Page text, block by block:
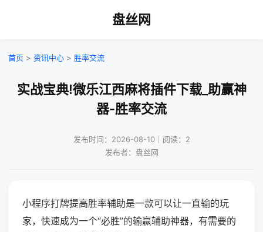
盘丝网
首页 > 资讯中心 > 胜率交流
实战宝典!微乐江西麻将插件下载_助赢神
器-胜率交流
发布时间：2026-08-10｜阅读：2
发布者：盘丝网
小程序打牌提高胜率辅助是一款可以让一直输的玩
家，快速成为一个“必胜”的输赢辅助神器，有需要的